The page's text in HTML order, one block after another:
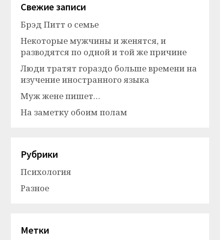
Свежие записи
Брэд Питт о семье
Некоторые мужчины и женятся, и
разводятся по одной и той же причине
Люди тратят гораздо больше времени на
изучение иностранного языка
Муж жене пишет…
На заметку обоим полам
Рубрики
Психология
Разное
Метки